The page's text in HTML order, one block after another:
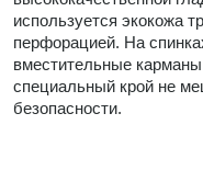
используется экокожа
перфорацией. На
вместительные
специальный крой не
безопасности.